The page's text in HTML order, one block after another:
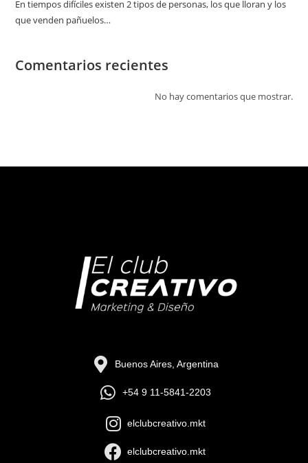
En tiempos difíciles existen 2 tipos de personas, los que lloran y los
que venden pañuelos…
Comentarios recientes
No hay comentarios que mostrar.
Buenos Aires, Argentina
+54 9 11-5841-2203
elclubcreativo.mkt
elclubcreativo.mkt